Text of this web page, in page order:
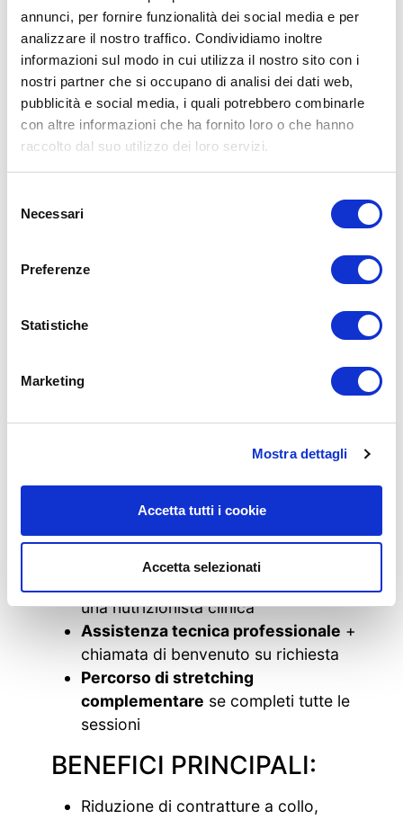
annunci, per fornire funzionalità dei social media e per
analizzare il nostro traffico. Condividiamo inoltre
informazioni sul modo in cui utilizza il nostro sito con i
nostri partner che si occupano di analisi dei dati web,
pubblicità e social media, i quali potrebbero combinarle
con altre informazioni che ha fornito loro o che hanno
raccolto dal suo utilizzo dei loro servizi.
delNecessari
Preferenze
Statistiche
Marketing
Mostra dettagli
Accetta tutti i cookie
Accetta selezionati
30 video-allenamenti posturali
(durata 15-20 minuti ciascuno),
stimolanti ma adatti a tutti
Allenamento mirato su:
Rigidità e tensioni nella zona
scapolare e cervicale
Rafforzamento dei muscoli
Maggiore apertura toracica e
Accesso senza limiti di tempo alla
(oltre 200 allenamenti,
aggiornate)
Ebook “Raddrizzati e Rinforzati”in
omaggio – programma per
allenamento completo
Ricettario di nutrizione anti
una nutrizionista clinica
Assistenza tecnica professionale +
chiamata di benvenuto su richiesta
Percorso di stretching
complementare se completi tutte le
sessioni
BENEFICI PRINCIPALI:
Riduzione di contratture a collo,